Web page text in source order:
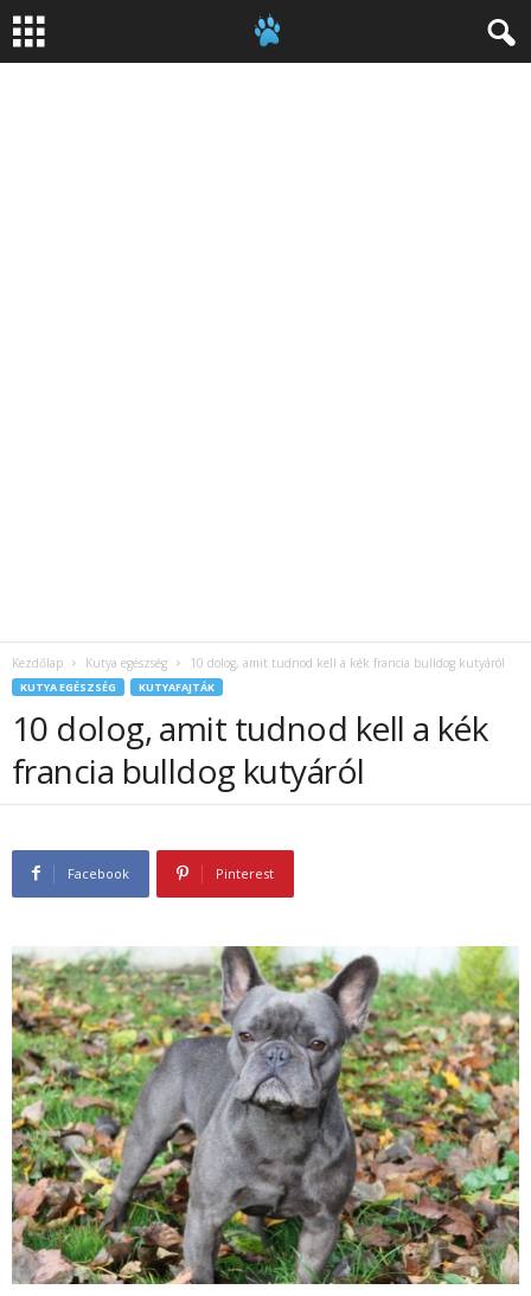
Kezdőlap Kutya egészség 10 dolog, amit tudnod kell a kék francia bulldog kutyáról
KUTYA EGÉSZSÉG KUTYAFAJTÁK
10 dolog, amit tudnod kell a kék
francia bulldog kutyáról
Facebook Pinterest